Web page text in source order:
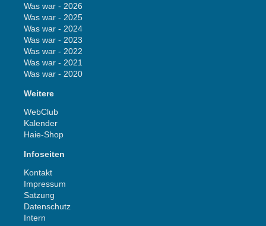
Was war - 2026
Was war - 2025
Was war - 2024
Was war - 2023
Was war - 2022
Was war - 2021
Was war - 2020
Weitere
WebClub
Kalender
Haie-Shop
Infoseiten
Kontakt
Impressum
Satzung
Datenschutz
Intern